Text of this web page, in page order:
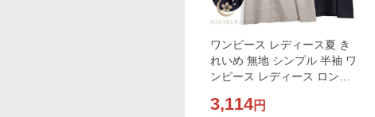
ワンピース レディース夏 き
れいめ 無地 シンプル 半袖 ワ
ンピース レディース ロング
産後 妊婦 大人 カジュアル ゆ
3,114円